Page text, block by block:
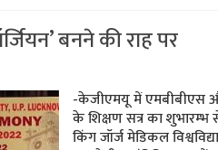
बनने की राह पर
-केजीएमयू में एमबीबीएस
के शिक्षण सत्र का
किंग जॉर्ज मेडिकल